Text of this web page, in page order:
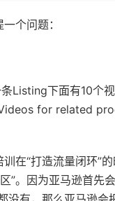
个问题：
Listing下面有10个
for related
在“打造流量闭环”
”。因为亚马逊首